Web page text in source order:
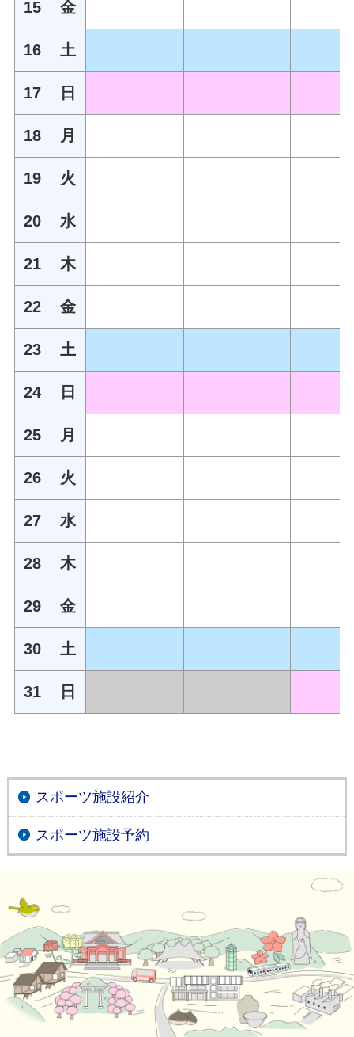
15 金
16 土
17 日
18 月
19 火
20 水
21 木
22 金
23 土
24 日
25 月
26 火
27 水
28 木
29 金
30 土
31 日
スポーツ施設紹介
スポーツ施設予約